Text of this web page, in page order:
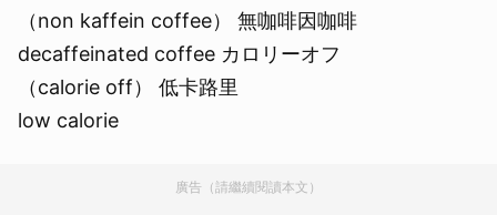
（non kaffein coffee） 無咖啡因咖啡
decaffeinated coffee カロリーオフ
（calorie off） 低卡路里
low calorie
廣告（請繼續閱讀本文）